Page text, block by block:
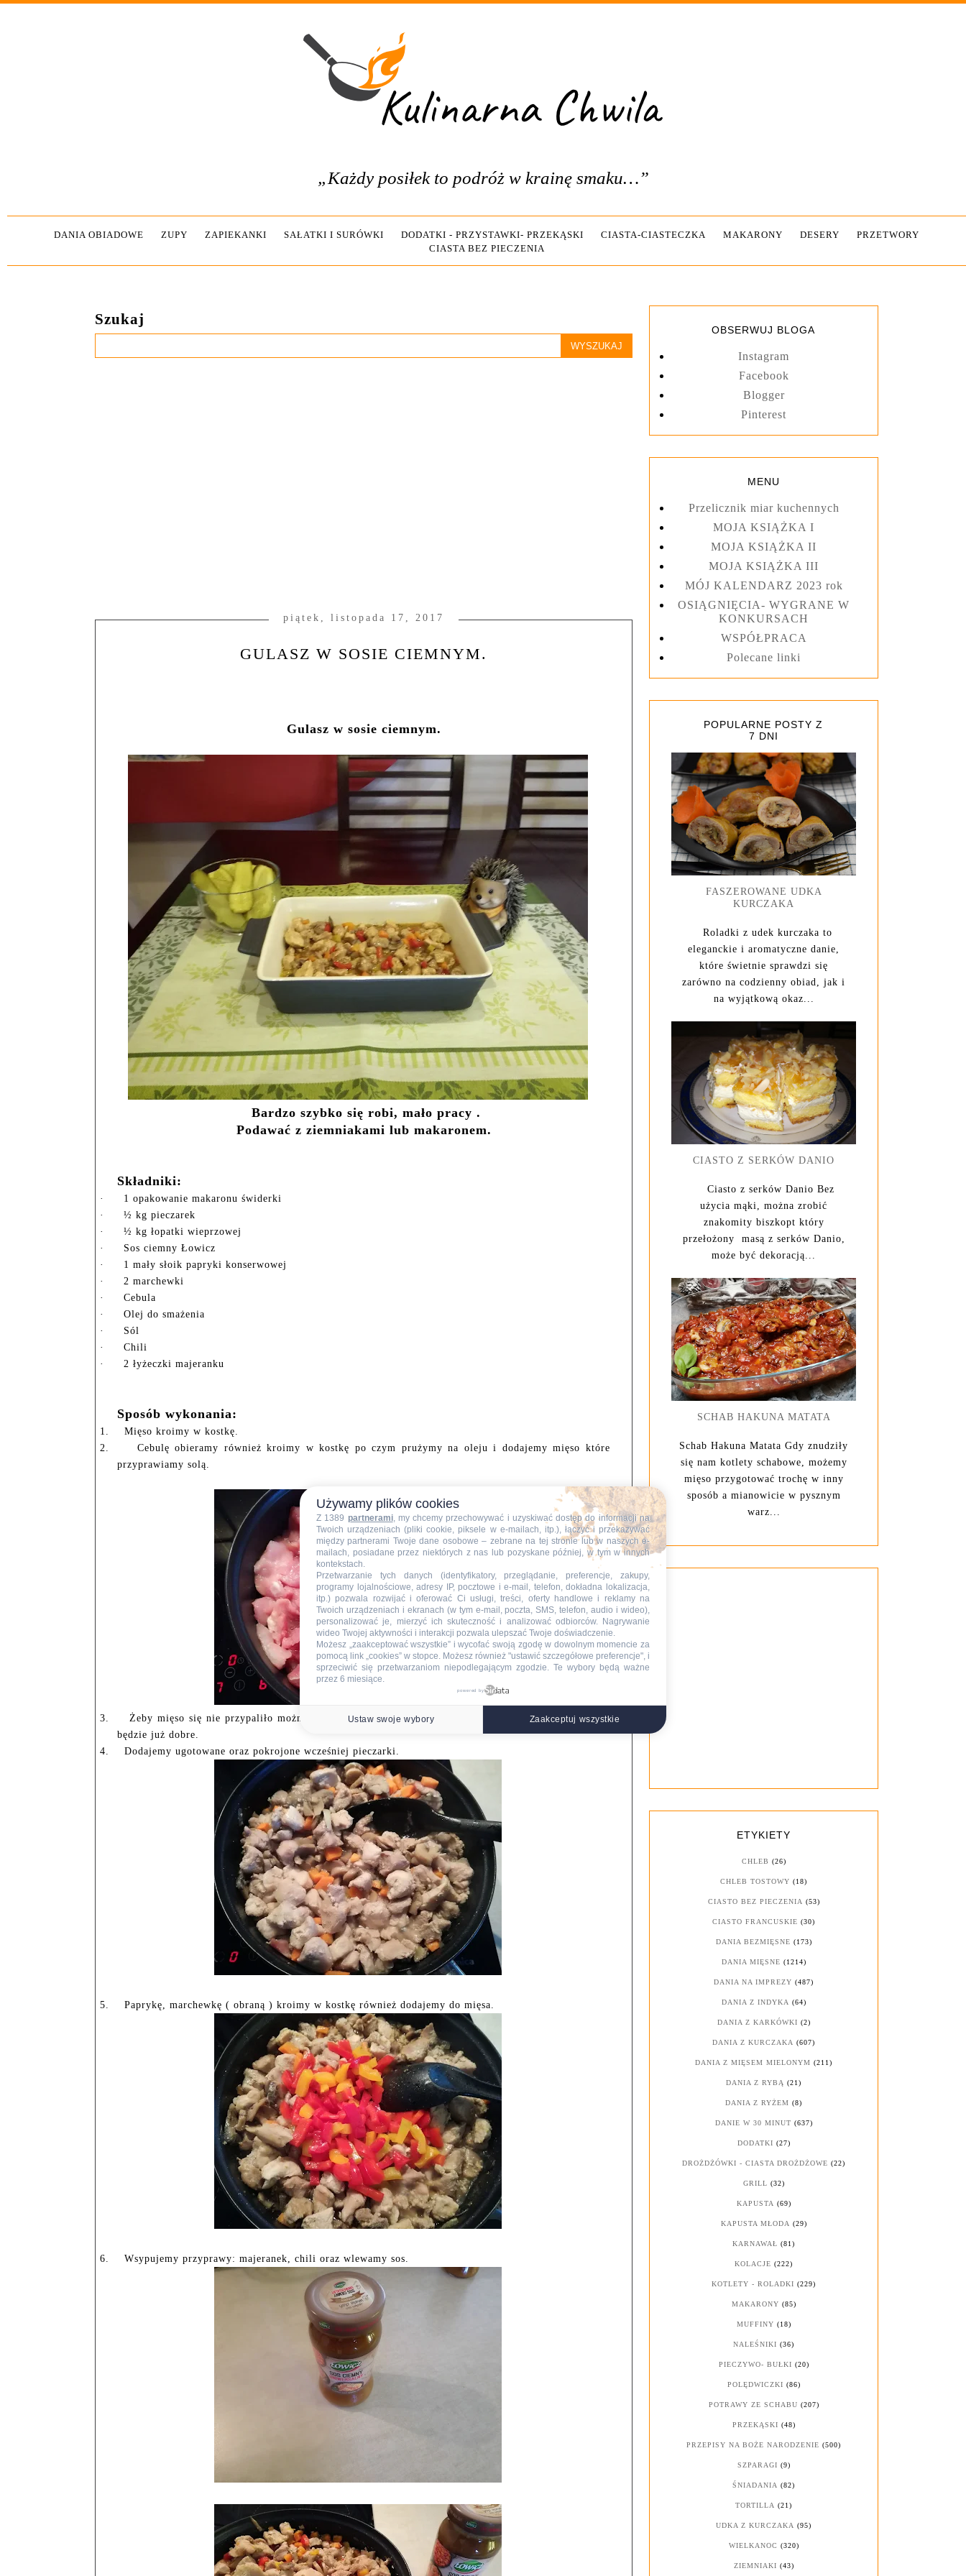
„Każdy posiłek to podróż w krainę smaku…”
DANIA OBIADOWE ZUPY ZAPIEKANKI SAŁATKI I SURÓWKI DODATKI - PRZYSTAWKI- PRZEKĄSKI CIASTA-CIASTECZKA MAKARONY DESERY
PRZETWORY
CIASTA BEZ PIECZENIA
Szukaj
piątek, listopada 17, 2017
GULASZ W SOSIE CIEMNYM.
Gulasz w sosie ciemnym.
Bardzo szybko się robi, mało pracy .
Podawać z ziemniakami lub makaronem.
Składniki:
·
1 opakowanie makaronu świderki
·
½ kg pieczarek
·
½ kg łopatki wieprzowej
·
Sos ciemny Łowicz
·
1 mały słoik papryki konserwowej
·
2 marchewki
·
Cebula
·
Olej do smażenia
·
Sól
·
Chili
·
2 łyżeczki majeranku
Sposób wykonania:
1.
Mięso kroimy w kostkę.
2.
Cebulę obieramy również kroimy w kostkę po czym prużymy na oleju i dodajemy mięso które
przyprawiamy solą.
3.
Żeby mięso się nie przypaliło można podlać odrobiną wody i dalej prużymy do chwili kiedy mięso
będzie już dobre.
4.
Dodajemy ugotowane oraz pokrojone wcześniej pieczarki.
5. Paprykę, marchewkę ( obraną ) kroimy w kostkę również dodajemy do mięsa.
6. Wsypujemy przyprawy: majeranek, chili oraz wlewamy sos.
OBSERWUJ BLOGA
Instagram
Facebook
Blogger
Pinterest
MENU
Przelicznik miar kuchennych
MOJA KSIĄŻKA I
MOJA KSIĄŻKA II
MOJA KSIĄŻKA III
MÓJ KALENDARZ 2023 rok
OSIĄGNIĘCIA- WYGRANE W
KONKURSACH
WSPÓŁPRACA
Polecane linki
POPULARNE POSTY Z
7 DNI
FASZEROWANE UDKA
KURCZAKA
Roladki z udek kurczaka to
eleganckie i aromatyczne danie,
które świetnie sprawdzi się
zarówno na codzienny obiad, jak i
na wyjątkową okaz...
CIASTO Z SERKÓW DANIO
Ciasto z serków Danio Bez
użycia mąki, można zrobić
znakomity biszkopt który
przełożony masą z serków Danio,
może być dekoracją...
SCHAB HAKUNA MATATA
Schab Hakuna Matata Gdy znudziły
się nam kotlety schabowe, możemy
mięso przygotować trochę w inny
sposób a mianowicie w pysznym
warz...
ETYKIETY
CHLEB (26)
CHLEB TOSTOWY (18)
CIASTO BEZ PIECZENIA (53)
CIASTO FRANCUSKIE (30)
DANIA BEZMIĘSNE (173)
DANIA MIĘSNE (1214)
DANIA NA IMPREZY (487)
DANIA Z INDYKA (64)
DANIA Z KARKÓWKI (2)
DANIA Z KURCZAKA (607)
DANIA Z MIĘSEM MIELONYM (211)
DANIA Z RYBĄ (21)
DANIA Z RYŻEM (8)
DANIE W 30 MINUT (637)
DODATKI (27)
DROŻDŻÓWKI - CIASTA DROŻDŻOWE (22)
GRILL (32)
KAPUSTA (69)
KAPUSTA MŁODA (29)
KARNAWAŁ (81)
KOLACJE (222)
KOTLETY - ROLADKI (229)
MAKARONY (85)
MUFFINY (18)
NALEŚNIKI (36)
PIECZYWO- BUŁKI (20)
POLĘDWICZKI (86)
POTRAWY ZE SCHABU (207)
PRZEKĄSKI (48)
PRZEPISY NA BOŻE NARODZENIE (500)
SZPARAGI (9)
ŚNIADANIA (82)
TORTILLA (21)
UDKA Z KURCZAKA (95)
WIELKANOC (320)
ZIEMNIAKI (43)
Używamy plików cookies
Z 1389 partnerami, my chcemy przechowywać i uzyskiwać dostęp do informacji na
Twoich urządzeniach (pliki cookie, piksele w e-mailach, itp.), łączyć i przekazywać
między partnerami Twoje dane osobowe – zebrane na tej stronie lub w naszych e-
mailach, posiadane przez niektórych z nas lub pozyskane później, w tym w innych
kontekstach.
Przetwarzanie tych danych (identyfikatory, przeglądanie, preferencje, zakupy,
programy lojalnościowe, adresy IP, pocztowe i e-mail, telefon, dokładna lokalizacja,
itp.) pozwala rozwijać i oferować Ci usługi, treści, oferty handlowe i reklamy na
Twoich urządzeniach i ekranach (w tym e-mail, poczta, SMS, telefon, audio i wideo),
personalizować je, mierzyć ich skuteczność i analizować odbiorców. Nagrywanie
wideo Twojej aktywności i interakcji pozwala ulepszać Twoje doświadczenie.
Możesz „zaakceptować wszystkie” i wycofać swoją zgodę w dowolnym momencie za
pomocą link „cookies” w stopce. Możesz również "ustawić szczegółowe preferencje", i
sprzeciwić się przetwarzaniom niepodlegającym zgodzie. Te wybory będą ważne
przez 6 miesiące.
powered by
Ustaw swoje wybory Zaakceptuj wszystkie